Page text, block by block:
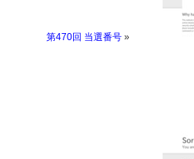
第470回 当選番号 »